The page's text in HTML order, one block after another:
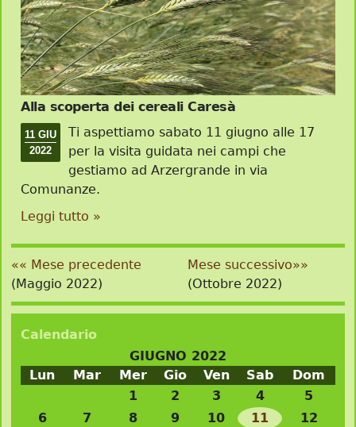
Alla scoperta dei cereali Caresà
11 GIU
2022
Ti aspettiamo sabato 11 giugno alle 17
per la visita guidata nei campi che
gestiamo ad Arzergrande in via
Comunanze.
Leggi tutto »
«« Mese precedente
(Maggio 2022)
Mese successivo»»
(Ottobre 2022)
Calendario
GIUGNO 2022
Lun
Mar Mer Gio Ven Sab
Dom
1
2 3 4
5
6
7 8 9 10 11
12